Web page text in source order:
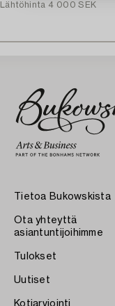
Lähtöhinta 4 000 SEK
Tietoa Bukowskista
Ota yhteyttä
asiantuntijoihimme
Tulokset
Uutiset
Kotiarviointi